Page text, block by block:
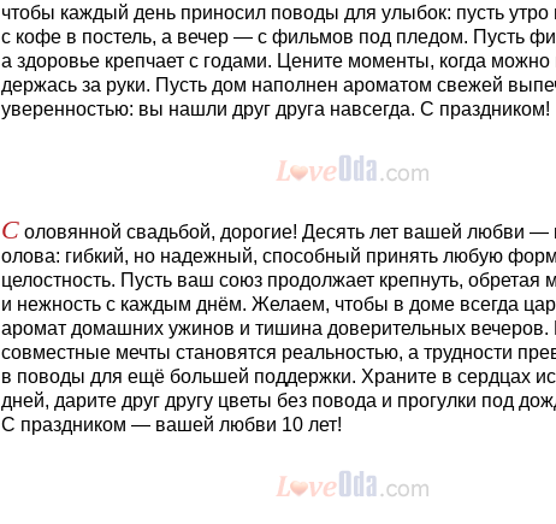
чтобы каждый день приносил поводы для улыбок: пусть утро
с кофе в постель, а вечер — с фильмов под пледом. Пусть
а здоровье крепчает с годами. Цените моменты, когда можно
держась за руки. Пусть дом наполнен ароматом свежей
уверенностью: вы нашли друг друга навсегда. С праздником!
С оловянной свадьбой, дорогие! Десять лет вашей любви —
олова: гибкий, но надежный, способный принять любую
целостность. Пусть ваш союз продолжает крепнуть, обретая
и нежность с каждым днём. Желаем, чтобы в доме всегда
аромат домашних ужинов и тишина доверительных вечеров.
совместные мечты становятся реальностью, а трудности
в поводы для ещё большей поддержки. Храните в сердцах
дней, дарите друг другу цветы без повода и прогулки под
С праздником — вашей любви 10 лет!